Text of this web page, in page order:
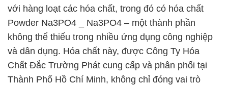
với hàng loạt các hóa chất, trong đó có hóa chất
Powder Na3PO4 _ Na3PO4 – một thành phần
không thể thiếu trong nhiều ứng dụng công nghiệp
và dân dụng. Hóa chất này, được Công Ty Hóa
Chất Đắc Trường Phát cung cấp và phân phối tại
Thành Phố Hồ Chí Minh, không chỉ đóng vai trò